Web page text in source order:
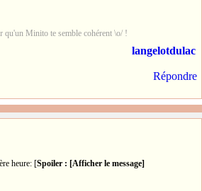
qu'un Minito te semble cohérent \o/ !
langelotdulac
Répondre
heure: [Spoiler : [Afficher le message]